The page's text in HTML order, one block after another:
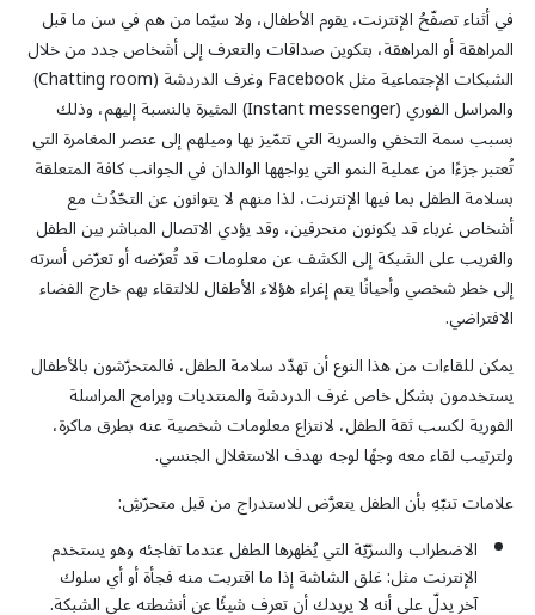
في أثناء تصفّحُ الإنترنت، يقوم الأطفال، ولا سيّما من هم في سن ما قبل
المراهقة أو المراهقة، بتكوين صداقات والتعرف إلى أشخاص جدد من خلال
الشبكات الإجتماعية مثل Facebook وغرف الدردشة (Chatting room)
والمراسل الفوري (Instant messenger) المثيرة بالنسبة إليهم، وذلك
بسبب سمة التخفي والسرية التي تتمّيز بها وميلهم إلى عنصر المغامرة التي
تُعتبر جزءًا من عملية النمو التي يواجهها الوالدان في الجوانب كافة المتعلقة
بسلامة الطفل بما فيها الإنترنت، لذا منهم لا يتوانون عن التحّدُث مع
أشخاص غرباء قد يكونون منحرفين، وقد يؤدي الاتصال المباشر بين الطفل
والغريب على الشبكة إلى الكشف عن معلومات قد تُعرّضه أو تعرّضأسرته
إلى خطر شخصي وأحيانًا يتم إغراء هؤلاء الأطفال للالتقاء بهم خارج الفضاء
الافتراضي.
يمكن للقاءات من هذا النوع أن تهدّد سلامة الطفل، فالمتحرّشون بالأطفال
يستخدمون بشكل خاص غرف الدردشة والمنتديات وبرامج المراسلة
الفورية لكسب ثقة الطفل، لانتزاع معلومات شخصية عنه بطرق ماكرة،
ولترتيب لقاء معه وجهًا لوجه بهدف الاستغلال الجنسي.
علامات تنبّهِ بأن الطفل يتعرَّض للاستدراج من قبل متحرّشِ:
الاضطراب والسرّيّة التي يُظهرها الطفل عندما تفاجئه وهو يستخدم
الإنترنت مثل: غلق الشاشة إذا ما اقتربت منه فجأة أو أي سلوك
آخر يدلّ على أنه لا يريدك أن تعرف شيئًا عن أنشطته على الشبكة.